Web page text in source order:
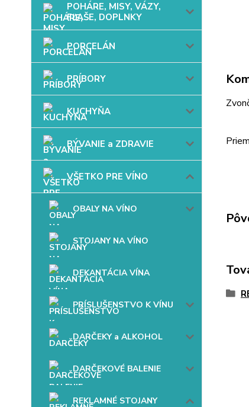
POHÁRE, MISY, VÁZY,
FĽAŠE, DOPLNKY
PORCELÁN
PRÍBORY
KUCHYŇA
BÝVANIE a ZDRAVIE
VŠETKO PRE VÍNO
OBALY NA VÍNO
STOJANY NA VÍNO
DEKANTÁCIA VÍNA
PRÍSLUŠENSTVO K VÍNU
DARČEKY a ALKOHOL
DARČEKOVÉ BALENIE
REKLAMNÉ STOJANY